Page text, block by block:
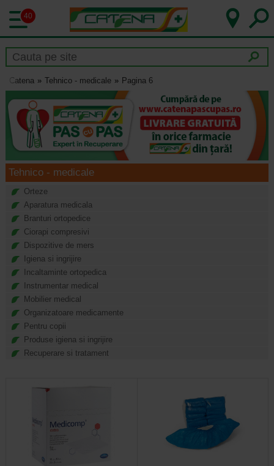
40
Catena Tehnico - medicale Pagina 6
Tehnico - medicale
Orteze
Aparatura medicala
Branturi ortopedice
Ciorapi compresivi
Dispozitive de mers
Igiena si ingrijire
Incaltaminte ortopedica
Instrumentar medical
Mobilier medical
Organizatoare medicamente
Pentru copii
Produse igiena si ingrijire
Recuperare si tratament